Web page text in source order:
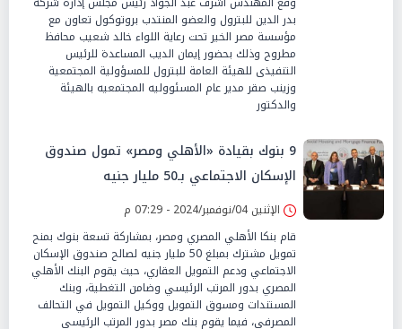
بدر الدين للبترول والعضو المنتدب بروتوكول تعاون مع
مؤسسة مصر الخير تحت رعاية اللواء خالد شعيب محافظ
مطروح وذلك بحضور إيمان الديب المساعدة للرئيس
التنفيذى للهيئة العامة للبترول للمسؤولية المجتمعية
وزينب صقر مدير عام المسئووليه المجتمعيه بالهيئة
والدكتور
9 بنوك بقيادة «الأهلي ومصر» تمول صندوق
الإسكان الاجتماعي بـ50 مليار جنيه
الإثنين 04/نوفمبر/2024 - 07:29 م
قام بنكا الأهلي المصري ومصر، بمشاركة تسعة بنوك بمنح
تمويل مشترك بمبلغ 50 مليار جنيه لصالح صندوق الإسكان
الاجتماعي ودعم التمويل العقاري، حيث يقوم البنك الأهلي
المصري بدور المرتب الرئيسي وضامن التغطية، وبنك
المستندات ومسوق التمويل ووكيل التمويل في التحالف
المصرفي، فيما يقوم بنك مصر بدور المرتب الرئيسي